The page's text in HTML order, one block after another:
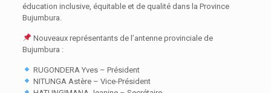
éducation inclusive, équitable et de qualité dans la Province
Bujumbura.
Nouveaux représentants de l’antenne provinciale de
Bujumbura :
RUGONDERA Yves – Président
NITUNGA Astère – Vice-Président